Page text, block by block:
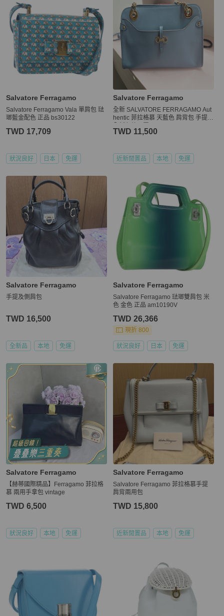
Salvatore Ferragamo
Salvatore Ferragamo Vala 單肩包 琺
瑯藍金配色 正品 bs30122
TWD 17,709
狀況良好 日本 免運
Salvatore Ferragamo
全新 SALVATORE FERRAGAMO Aut
hentic 菲拉格慕 天藍色 肩背包 手提包
TWD 11,500
近新閒置品 本地 免運
Salvatore Ferragamo
手提及側肩包
TWD 16,500
全新品 本地 免運
Salvatore Ferragamo
Salvatore Ferragamo 琺瑯雙肩包 米
色 金色 正品 am10190V
TWD 26,366
現折 800
狀況良好 日本 免運
Salvatore Ferragamo
【赫蒂國際精品】Ferragamo 菲拉格
慕 兩用手拿包 vintage
TWD 6,500
狀況良好 本地 免運
Salvatore Ferragamo
Salvatore Ferragamo 菲拉格慕手提
肩背兩用包
TWD 15,800
近新閒置品 本地 免運